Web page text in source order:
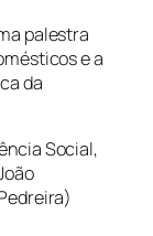
palestra
e a
da
Social,